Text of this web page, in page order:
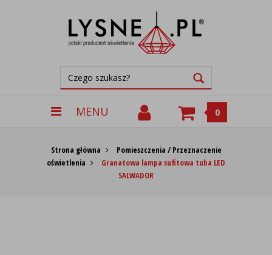
MENU 0
Strona główna
Pomieszczenia / Przeznaczenie
oświetlenia
Granatowa lampa sufitowa tuba LED
SALWADOR